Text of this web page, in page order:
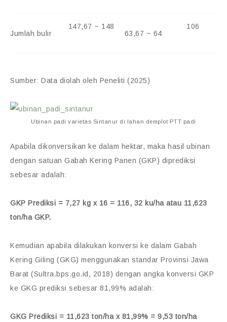
Jumlah bulir
147,67 ~ 148
63,67 ~ 64
106
Sumber: Data diolah oleh Peneliti (2025)
Ubinan padi varietas Sintanur di lahan demplot PTT padi
Apabila dikonversikan ke dalam hektar, maka hasil ubinan
dengan satuan Gabah Kering Panen (GKP) diprediksi
sebesar adalah:
GKP Prediksi = 7,27 kg x 16 = 116, 32 ku/ha atau 11,623
ton/ha GKP.
Kemudian apabila dilakukan konversi ke dalam Gabah
Kering Giling (GKG) menggunakan standar Provinsi Jawa
Barat (Sultra.bps.go.id, 2018) dengan angka konversi GKP
ke GKG prediksi sebesar 81,99% adalah:
GKG Prediksi = 11,623 ton/ha x 81,99% = 9,53 ton/ha